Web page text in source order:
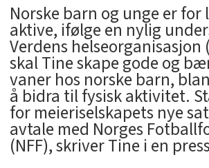
Norske barn og unge er for
aktive, ifølge en nylig
Verdens helseorganisasjon
skal Tine skape gode og
vaner hos norske barn,
å bidra til fysisk aktivitet.
for meieriselskapets nye
avtale med Norges
(NFF), skriver Tine i en